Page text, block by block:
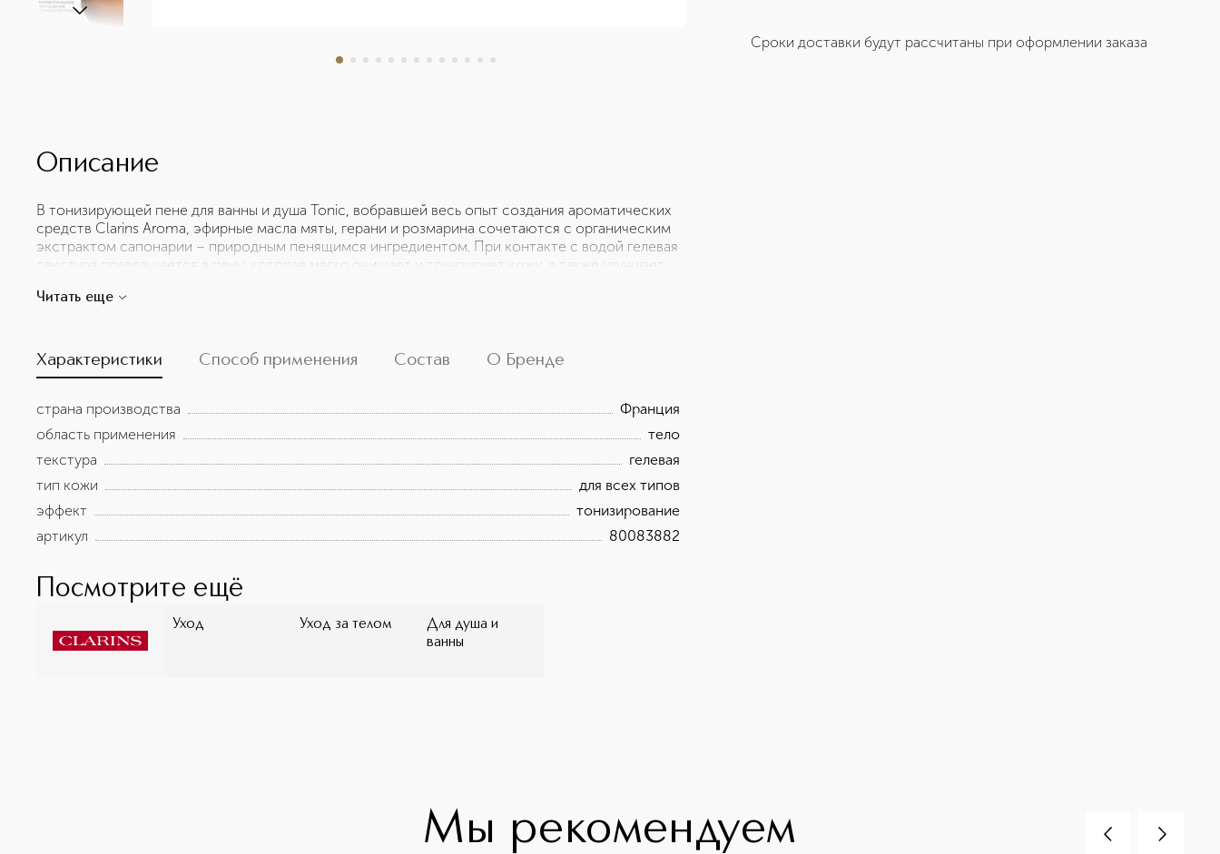
Сроки доставки будут рассчитаны при оформлении заказа
Описание
В тонизирующей пене для ванны и душа Tonic, вобравшей весь опыт создания ароматических
средств Clarins Aroma, эфирные масла мяты, герани и розмарина сочетаются с органическим
экстрактом сапонарии – природным пенящимся ингредиентом. При контакте с водой гелевая
текстура превращается в пену, которая мягко очищает и тонизирует кожу, а также улучшает
воздействия тепла, которое активизирует эфирные масла. Средство подходит только для
Читать еще
Характеристики Способ применения Состав О Бренде
страна производства
Франция
область применения
тело
текстура
гелевая
тип кожи
для всех типов
эффект
тонизирование
артикул
80083882
Посмотрите ещё
Уход Уход за телом
Для душа и
ванны
Мы рекомендуем